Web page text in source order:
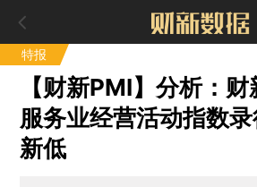
特报
【财新PMI】分析：
服务业经营活动指数
新低